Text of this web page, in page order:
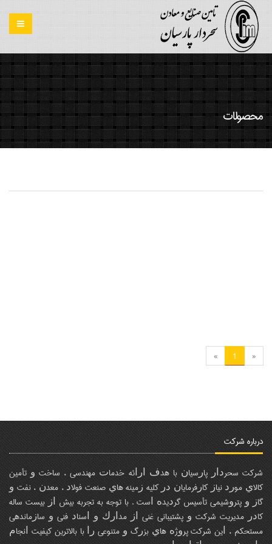
محصولات
Duplex Basket Strainers
«
1
»
درباره شرکت
ﺷﺮﻛﺖ ﺳﺤﺮﺩﺍﺭ ﭘﺎﺭﺳﻴﺎﻥ ﺑﺎ ﻫﺪﻑ ﺍﺭﺍﺋﻪ ﺧﺪﻣﺎﺕ ﻣﻬﻨﺪﺳﻲ ، ﺳﺎﺧﺖ ﻭ ﺗﺄﻣﻴﻦ
ﻛﺎﻻﻱ ﻣﻮﺭﺩ ﻧﻴﺎﺯ ﻛﺎﺭﻓﺮﻣﺎﻳﺎﻥ ﺩﺭ ﻛﻠﻴﻪ ﺯﻣﻴﻨﻪ ﻫﺎﻱ ﺻﻨﻌﺖ ﻓﻮﻻﺩ ، ﻣﻌﺪﻥ ، ﻧﻔﺖ ﻭ
ﮔﺎﺯ ﻭ ﭘﺘﺮﻭﺷﻴﻤﻲ ﺗﺄﺳﻴﺲ ﮔﺮﺩﻳﺪﻩ ﺍﺳﺖ . ﺑﺎ ﺗﻮﺟﻪ ﺑﻪ ﺗﺠﺮﺑﻪ ﺑﻴﺶ ﺍﺯ ﺑﻴﺴﺖ ﺳﺎﻟﻪ
ﻛﺎﺩﺭ ﻣﺪﻳﺮﻳﺖ ﺷﺮﻛﺖ ﻭ ﭘﺸﺘﻴﺒﺎﻧﻲ ﻏﻨﻲ ﺍﺯ ﻣﺪﺍﺭﻙ ﻭ ﺍﺳﻨﺎﺩ ﻓﻨﻲ ﻭ ﺳﺎﺯﻣﺎﻧﺪﻫﻲ
ﻣﺴﺘﺤﻜﻢ ، ﺍﻳﻦ ﺷﺮﻛﺖ ﭘﺮﻭژﻩ ﻫﺎﻱ ﺑﺰﺭگ ﻭ ﻣﺘﻨﻮﻋﻲ ﺭﺍ ﺑﺎ ﺑﺎﻻﺗﺮﻳﻦ ﻛﻴﻔﻴﺖ ﺍﻧﺠﺎﻡ